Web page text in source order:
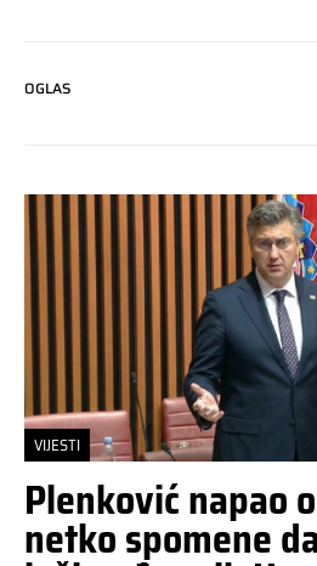
OGLAS
VIJESTI
Plenković napao
netko spomene